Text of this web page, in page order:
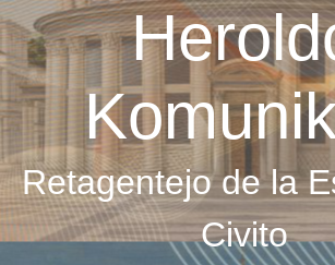
Retagentejo de la
Civito